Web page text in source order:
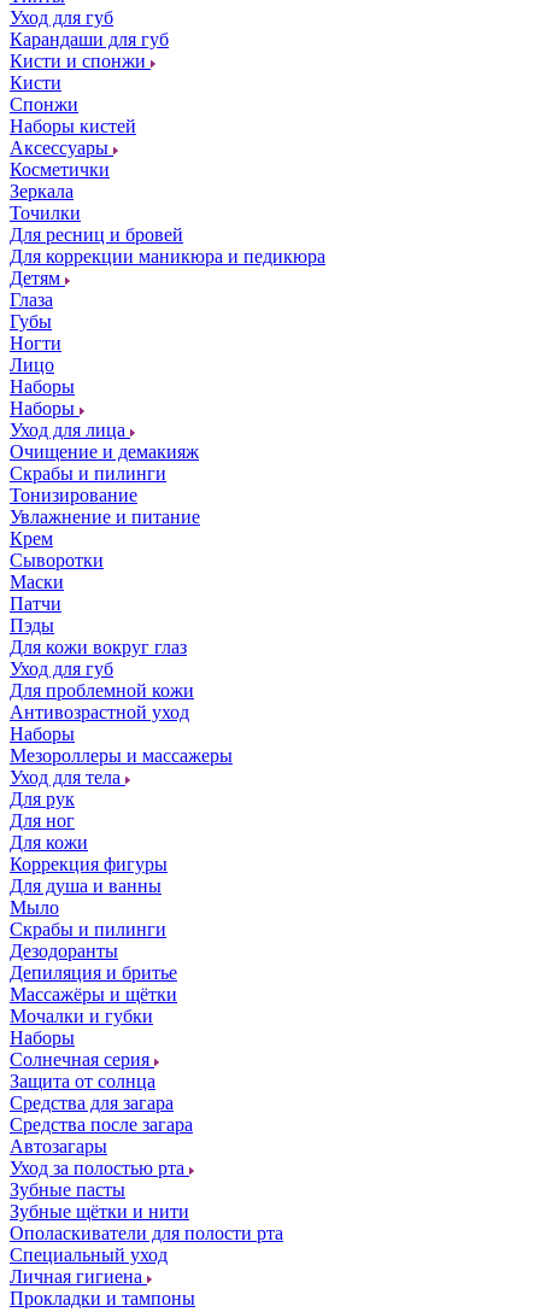
Уход для губ
Карандаши для губ
Кисти и спонжи
Кисти
Спонжи
Наборы кистей
Аксессуары
Косметички
Зеркала
Точилки
Для ресниц и бровей
Для коррекции маникюра и педикюра
Детям
Глаза
Губы
Ногти
Лицо
Наборы
Наборы
Уход для лица
Очищение и демакияж
Скрабы и пилинги
Тонизирование
Увлажнение и питание
Крем
Сыворотки
Маски
Патчи
Пэды
Для кожи вокруг глаз
Уход для губ
Для проблемной кожи
Антивозрастной уход
Наборы
Мезороллеры и массажеры
Уход для тела
Для рук
Для ног
Для кожи
Коррекция фигуры
Для душа и ванны
Мыло
Скрабы и пилинги
Дезодоранты
Депиляция и бритье
Массажёры и щётки
Мочалки и губки
Наборы
Солнечная серия
Защита от солнца
Средства для загара
Средства после загара
Автозагары
Уход за полостью рта
Зубные пасты
Зубные щётки и нити
Ополаскиватели для полости рта
Специальный уход
Личная гигиена
Прокладки и тампоны